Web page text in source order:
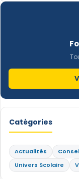
Catégories
Actualités
Univers Scolaire